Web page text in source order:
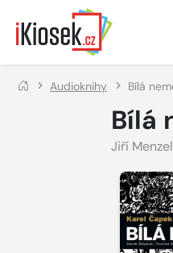
Přejít na hlavní obsah
Audioknihy Bílá
Bílá
Jiří Menzel